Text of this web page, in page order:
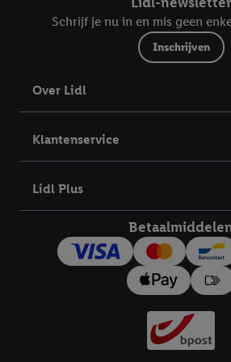
Schrijf je nu in en mis geen
Inschrijven
Over Lidl
Klantenservice
Lidl Plus